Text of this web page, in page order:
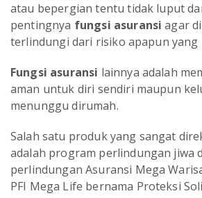
atau bepergian tentu tidak luput
pentingnya fungsi asuransi agar
terlindungi dari risiko apapun yang
Fungsi asuransi lainnya adalah
aman untuk diri sendiri maupun
menunggu dirumah.
Salah satu produk yang sangat
adalah program perlindungan jiwa
perlindungan Asuransi Mega
PFI Mega Life bernama Proteksi